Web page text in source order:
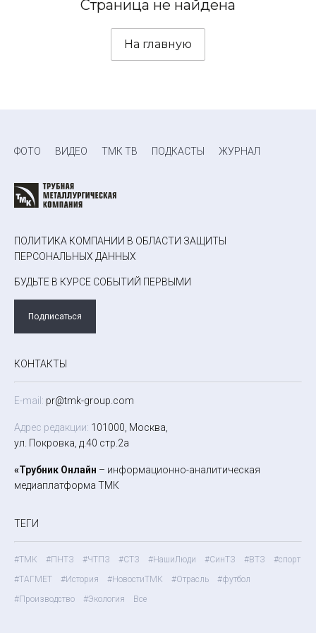
Страница не найдена
На главную
ФОТО ВИДЕО ТМК ТВ ПОДКАСТЫ ЖУРНАЛ
ПОЛИТИКА КОМПАНИИ В ОБЛАСТИ ЗАЩИТЫ
ПЕРСОНАЛЬНЫХ ДАННЫХ
БУДЬТЕ В КУРСЕ СОБЫТИЙ ПЕРВЫМИ
Подписаться
КОНТАКТЫ
E-mail: pr@tmk-group.com
Адрес редакции: 101000, Москва,
ул. Покровка, д.40 стр.2а
«Трубник Онлайн – информационно-аналитическая
медиаплатформа ТМК
ТЕГИ
#ТМК #ПНТЗ #ЧТПЗ #СТЗ #НашиЛюди #СинТЗ #ВТЗ
#спорт
#ТАГМЕТ
#История #НовостиТМК #Отрасль
#футбол
#Производство
#Экология Все